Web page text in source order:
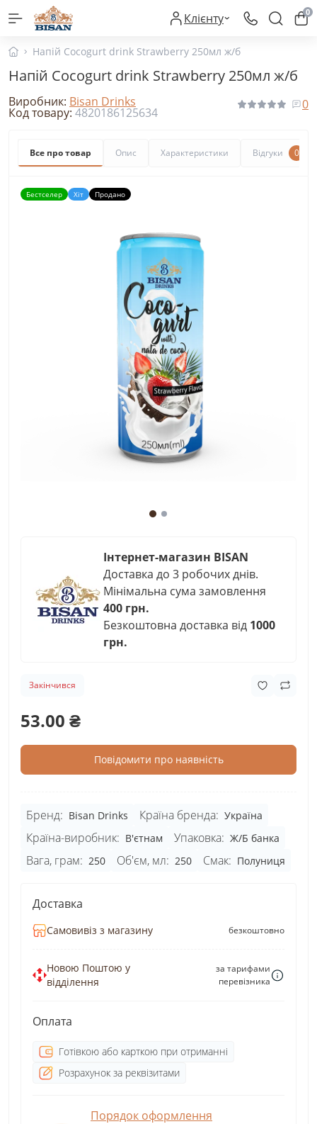
Клієнту 0
Напій Cocogurt drink Strawberry 250мл ж/б
Напій Cocogurt drink Strawberry 250мл ж/б
Виробник: Bisan Drinks
Код товару: 4820186125634
0
Все про товар Опис Характеристики Відгуки 0
Бестселер Хіт Продано
Інтернет-магазин BISAN
Доставка до 3 робочих днів.
Мінімальна сума замовлення
400 грн.
Безкоштовна доставка від 1000
грн.
Закінчився
53.00 ₴
Повідомити про наявність
Бренд: Bisan Drinks Країна бренда: Україна
Країна-виробник: В'єтнам Упаковка: Ж/Б банка
Вага, грам: 250 Об'єм, мл: 250 Смак: Полуниця
Доставка
Самовивіз з магазину безкоштовно
Новою Поштою у
відділення
за тарифами
перевізника
Оплата
Готівкою або карткою при отриманні
Розрахунок за реквізитами
Порядок оформлення